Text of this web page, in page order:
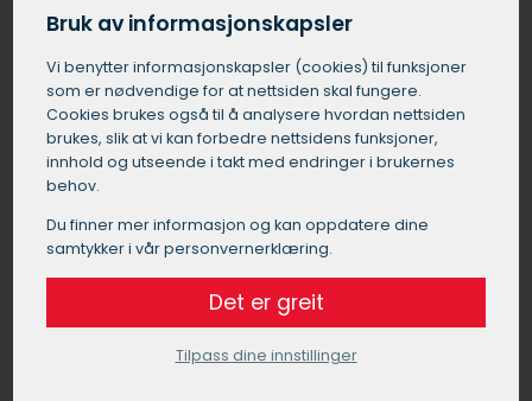
denne jobben, da feil montering kan føre til alvorlige
Bytte registerreim pris Osen
Prisen for å bytte registerreim i Osen kan
variere betydelig avhengig av bilens merke,
modell og motortype. Generelt kan du forvente
å betale mellom 5000 og 20000 kroner for et
registerreimbytte i Osen. Denne prisen
inkluderer vanligvis arbeidskostnader og
nødvendige deler. For vanlige personbiler i Osen
ligger prisen ofte i den nedre delen av dette
Bruk av informasjonskapsler
Vi benytter informasjons­kapsler (cookies) til funksjoner
som er nødvendige for at nettsiden skal fungere.
Cookies brukes også til å analysere hvordan nettsiden
brukes, slik at vi kan forbedre nettsidens funksjoner,
innhold og utseende i takt med endringer i brukernes
behov.
Du finner mer informasjon og kan oppdatere dine
samtykker i vår personvernerklæring.
Det er greit
Tilpass dine innstillinger